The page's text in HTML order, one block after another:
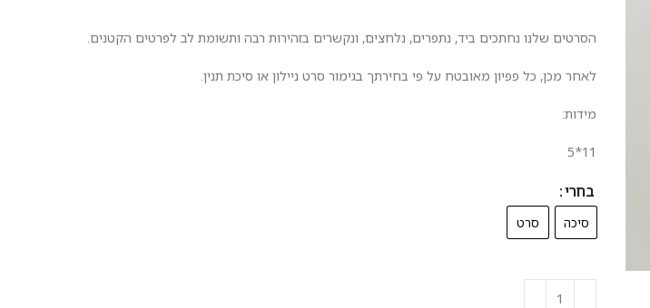
הסרטים שלנו נחתכים ביד, נתפרים, נלחצים, ונקשרים בזהירות רבה ותשומת לב לפרטים הקטנים.
לאחר מכן, כל פפיון מאובטח על פי בחירתך בגימור סרט ניילון או סיכת תנין.
מידות:
11*5
בחרי
סיכה סרט